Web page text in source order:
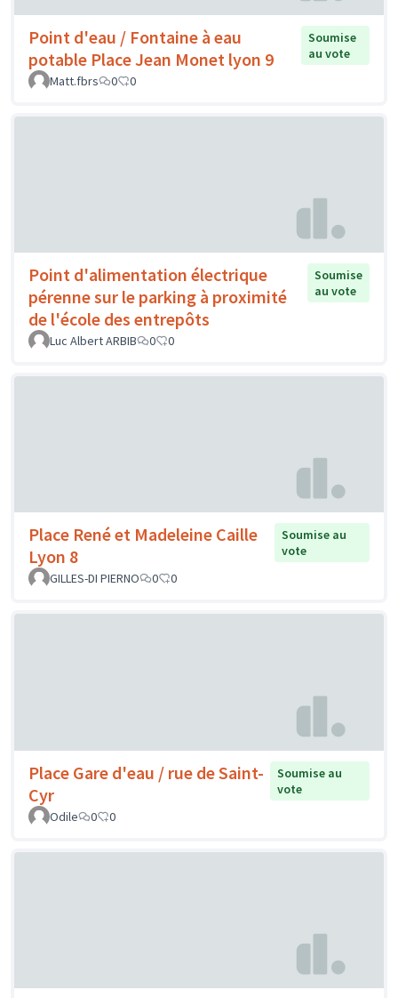
Point d'eau / Fontaine à eau
potable Place Jean Monet lyon 9
Soumise
au vote
Matt.fbrs
0 0
Point d'alimentation électrique
pérenne sur le parking à proximité
de l'école des entrepôts
Soumise
au vote
Luc Albert ARBIB 0 0
Place René et Madeleine Caille
Lyon 8
Soumise au
vote
GILLES-DI PIERNO
0 0
Place Gare d'eau / rue de Saint-
Cyr
Soumise au
vote
Odile
0 0